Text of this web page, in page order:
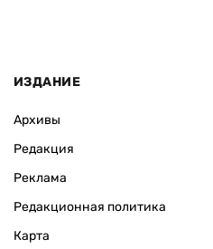
ИЗДАНИЕ
Архивы
Редакция
Реклама
Редакционная политика
Карта